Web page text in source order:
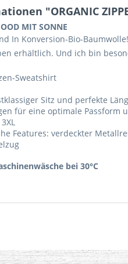
"ORGANIC
MIT SONNE
In Konversion-Bio-
erhältlich. Und ich bin
Sweatshirt
Sitz und perfekte
für eine optimale Passform
Features: verdeckter
bei 30°C